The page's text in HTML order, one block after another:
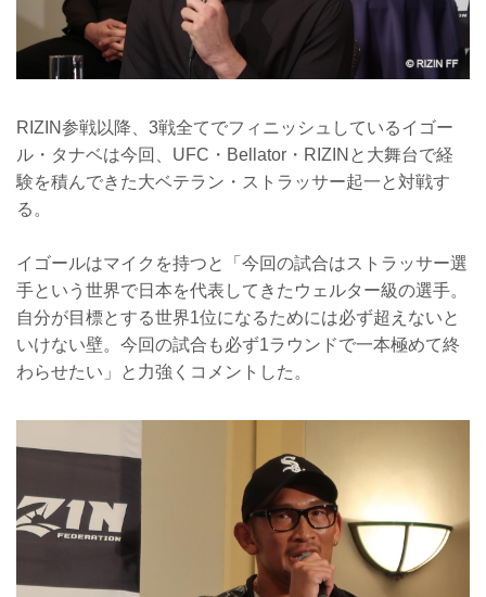
RIZIN参戦以降、3戦全てでフィニッシュしているイゴー
ル・タナベは今回、UFC・Bellator・RIZINと大舞台で経
験を積んできた大ベテラン・ストラッサー起一と対戦す
る。
イゴールはマイクを持つと「今回の試合はストラッサー選
手という世界で日本を代表してきたウェルター級の選手。
自分が目標とする世界1位になるためには必ず超えないと
いけない壁。今回の試合も必ず1ラウンドで一本極めて終
わらせたい」と力強くコメントした。